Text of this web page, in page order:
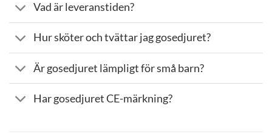
Vad är leveranstiden?
Hur sköter och tvättar jag gosedjuret?
Är gosedjuret lämpligt för små barn?
Har gosedjuret CE-märkning?